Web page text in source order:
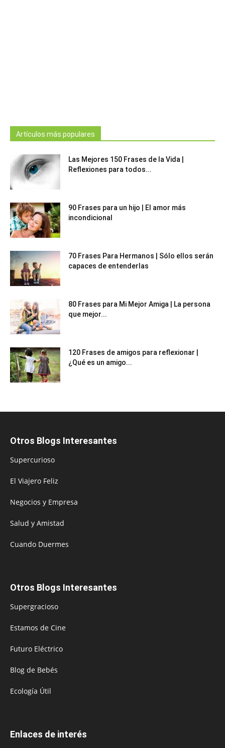
Artículos más populares
Las Mejores 150 Frases de la Vida |
Reflexiones para todos...
90 Frases para un hijo | El amor más
incondicional
70 Frases Para Hermanos | Sólo ellos serán
capaces de entenderlas
80 Frases para Mi Mejor Amiga | La persona
que mejor...
120 Frases de amigos para reflexionar |
¿Qué es un amigo...
Otros Blogs Interesantes
Supercurioso
El Viajero Feliz
Negocios y Empresa
Salud y Amistad
Cuando Duermes
Otros Blogs Interesantes
Supergracioso
Estamos de Cine
Futuro Eléctrico
Blog de Bebés
Ecología Útil
Enlaces de interés